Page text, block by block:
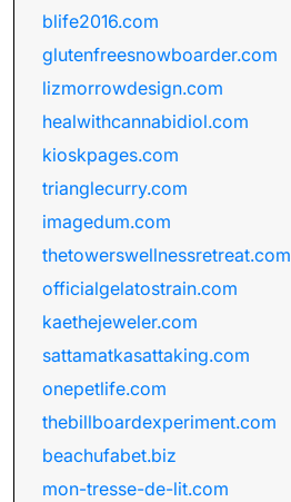
blife2016.com
glutenfreesnowboarder.com
lizmorrowdesign.com
healwithcannabidiol.com
kioskpages.com
trianglecurry.com
imagedum.com
thetowerswellnessretreat.com
officialgelatostrain.com
kaethejeweler.com
sattamatkasattaking.com
onepetlife.com
thebillboardexperiment.com
beachufabet.biz
mon-tresse-de-lit.com